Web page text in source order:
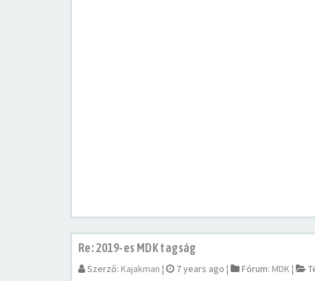
Re: 2019-es MDK tagság
Szerző: Kajakman ¦ 7 years ago ¦ Fórum: MDK¦